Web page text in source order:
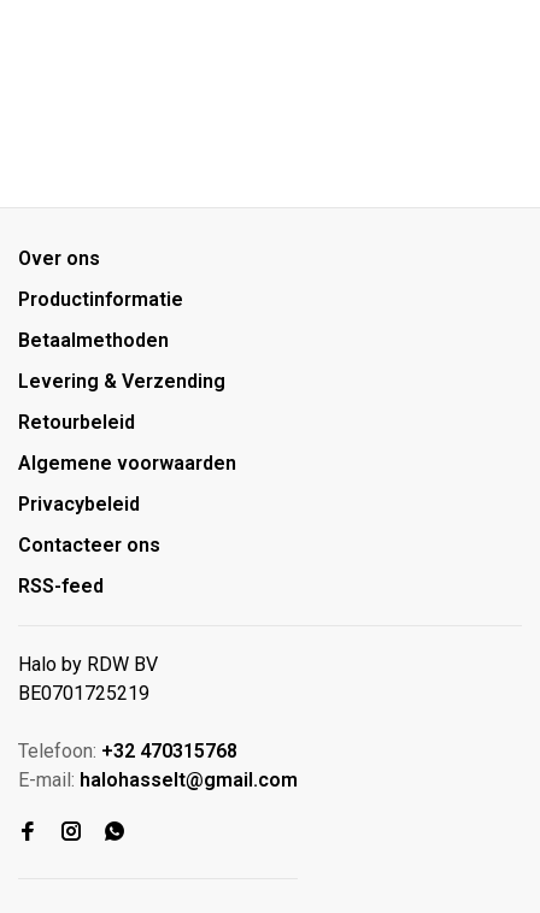
Over ons
Productinformatie
Betaalmethoden
Levering & Verzending
Retourbeleid
Algemene voorwaarden
Privacybeleid
Contacteer ons
RSS-feed
Halo by RDW BV
BE0701725219
Telefoon: +32 470315768
E-mail: halohasselt@gmail.com